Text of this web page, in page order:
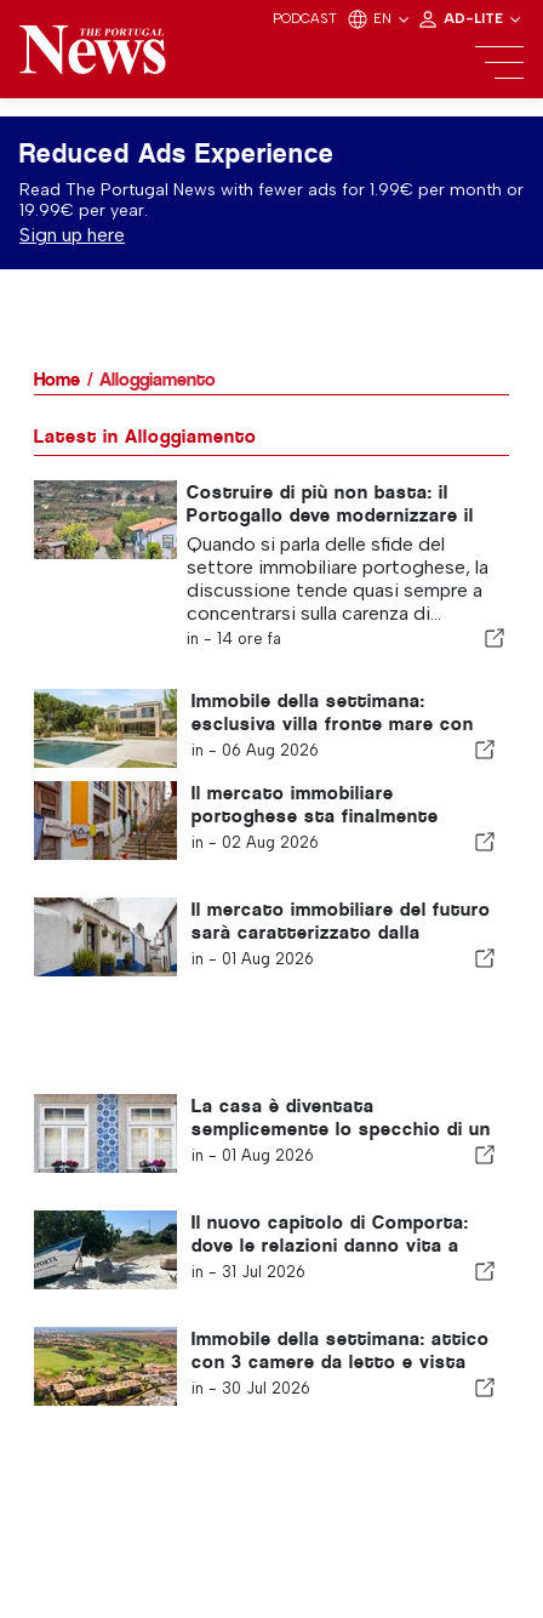
PODCAST EN AD-LITE
Reduced Ads Experience
Read The Portugal News with fewer ads for 1.99€ per month or
19.99€ per year.
Sign up here
Home Alloggiamento
Latest in Alloggiamento
Costruire di più non basta: il
Portogallo deve modernizzare il
proprio patrimonio immobiliare
Quando si parla delle sfide del
settore immobiliare portoghese, la
discussione tende quasi sempre a
concentrarsi sulla carenza di...
in - 14 ore fa
Immobile della settimana:
esclusiva villa fronte mare con
vista panoramica sul mare e
in - 06 Aug 2026
Il mercato immobiliare
portoghese sta finalmente
tornando alla normalità
in - 02 Aug 2026
Il mercato immobiliare del futuro
sarà caratterizzato dalla
resilienza, non solo dalla
in - 01 Aug 2026
La casa è diventata
semplicemente lo specchio di un
problema più ampio in Portogallo
in - 01 Aug 2026
Il nuovo capitolo di Comporta:
dove le relazioni danno vita a
opportunità straordinarie
in - 31 Jul 2026
Immobile della settimana: attico
con 3 camere da letto e vista
sul campo da golf e sul mare a
in - 30 Jul 2026